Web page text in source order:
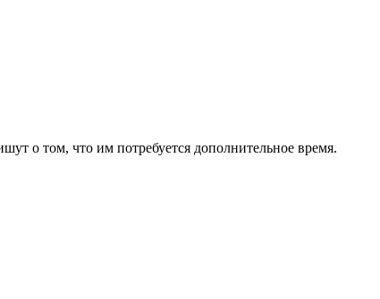
о том, что им потребуется дополнительное время.